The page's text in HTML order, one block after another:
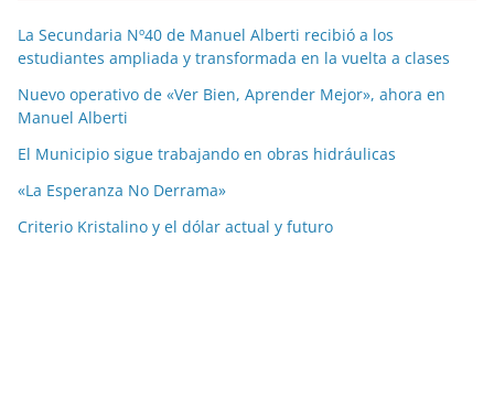
La Secundaria Nº40 de Manuel Alberti recibió a los
estudiantes ampliada y transformada en la vuelta a clases
Nuevo operativo de «Ver Bien, Aprender Mejor», ahora en
Manuel Alberti
El Municipio sigue trabajando en obras hidráulicas
«La Esperanza No Derrama»
Criterio Kristalino y el dólar actual y futuro